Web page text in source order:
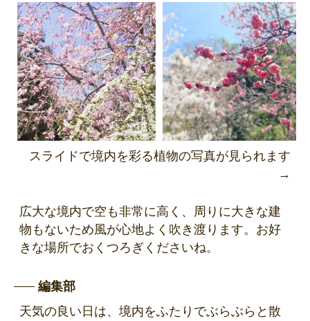
スライドで境内を彩る植物の写真が見られます
→
広大な境内で空も非常に高く、周りに大きな建
物もないため風が心地よく吹き渡ります。お好
きな場所でおくつろぎくださいね。
編集部
天気の良い日は、境内をふたりでぶらぶらと散